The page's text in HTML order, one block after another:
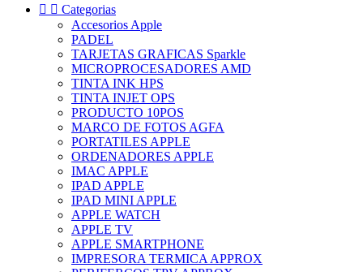
  Categorias
Accesorios Apple
PADEL
TARJETAS GRAFICAS Sparkle
MICROPROCESADORES AMD
TINTA INK HPS
TINTA INJET OPS
PRODUCTO 10POS
MARCO DE FOTOS AGFA
PORTATILES APPLE
ORDENADORES APPLE
IMAC APPLE
IPAD APPLE
IPAD MINI APPLE
APPLE WATCH
APPLE TV
APPLE SMARTPHONE
IMPRESORA TERMICA APPROX